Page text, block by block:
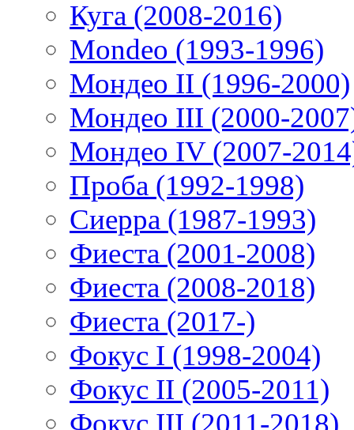
Куга (2008-2016)
Mondeo (1993-1996)
Мондео II (1996-2000)
Мондео III (2000-
Мондео IV (2007-
Проба (1992-1998)
Сиерра (1987-1993)
Фиеста (2001-2008)
Фиеста (2008-2018)
Фиеста (2017-)
Фокус I (1998-2004)
Фокус II (2005-2011)
Фокус III (2011-2018)